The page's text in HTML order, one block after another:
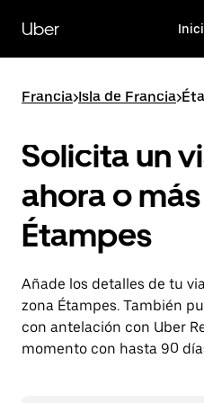
contenido
principal
Uber
Francia>Isla de Francia>
Solicita un
ahora o
Étampes
Añade los detalles de tu
zona Étampes. También
con antelación con Uber
momento con hasta 90